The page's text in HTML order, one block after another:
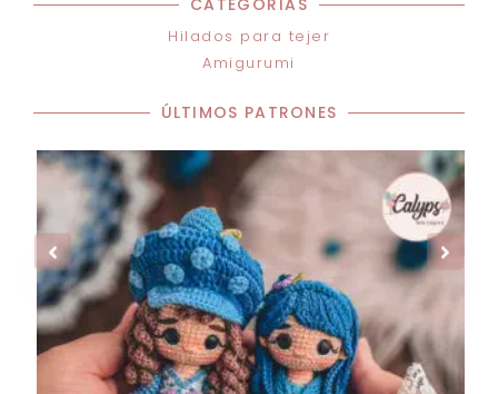
CATEGORÍAS
Hilados para tejer
Amigurumi
ÚLTIMOS PATRONES